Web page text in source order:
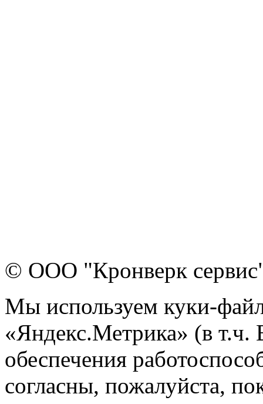
© ООО "Кронверк
Мы используем куки-
«Яндекс.Метрика» (в т.ч.
обеспечения
согласны, пожалуйста,